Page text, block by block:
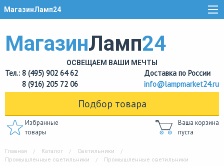
МагазинЛамп24
МагазинЛамп24
ОСВЕЩАЕМ ВАШИ МЕЧТЫ
Тел.: 8 (495) 902 64 62
8 (916) 205 72 06
Доставка по России
info@lampmarket24.ru
Подбор товара
Избранные
товары
Ваша корзина
пуста
Главная Каталог
Светильники
Промышленные светильники
Промышленные светильники